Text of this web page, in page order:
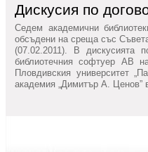
Дискусия по
Седем академични
обсъдени на среща със
(07.02.2011). В дискусията
библиотечния софтуер AB
Пловдивския университет
академия „Димитър А. Ценов”